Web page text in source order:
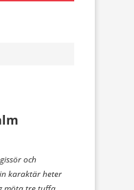
och
karaktär heter